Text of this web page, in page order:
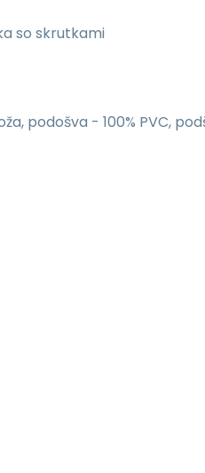
so skrutkami
podošva - 100% PVC,